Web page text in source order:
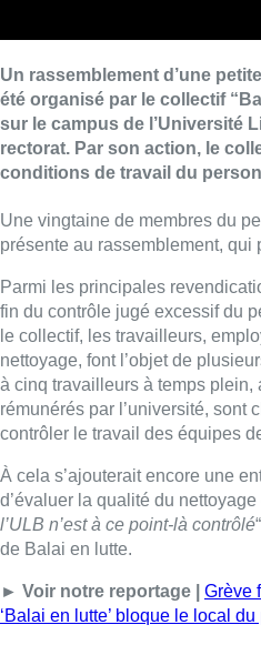
fin du contrôle jugé excessif du
le collectif, les travailleurs,
à cinq travailleurs à temps plein,
rémunérés par l’université, sont
contrôler le travail des équipes
À cela s’ajouterait encore une
l’ULB n’est à ce point-là contrôlé
de Balai en lutte.
► Voir notre reportage |Grève
‘Balai en lutte’ bloque le local
Le collectif dénonce des
certains brigadiers envers
Selon Balai en lutte, certains
réaffectés à la suite de
Les participants ont également
trop importante et ont réclamé
pour le personnel de nettoyage.
mêmes tarifs, comme le service
réduit pour les enfants ou